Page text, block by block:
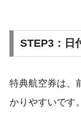
STEP3：日
特典航空券は、
かりやすいです。